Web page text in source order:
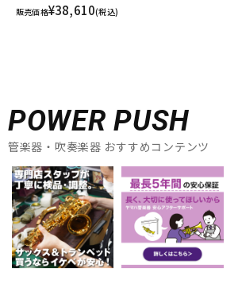
販売価格¥38,610(税込)
POWER PUSH
管楽器・吹奏楽器 おすすめコンテンツ